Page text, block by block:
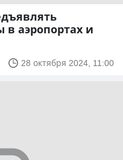
в аэропортах и
28 октября 2024, 11:00